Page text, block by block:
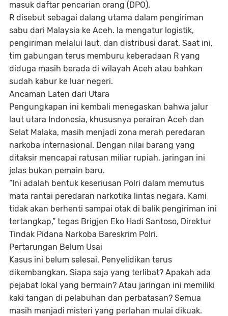
masuk daftar pencarian orang (DPO).
R disebut sebagai dalang utama dalam pengiriman
sabu dari Malaysia ke Aceh. Ia mengatur logistik,
pengiriman melalui laut, dan distribusi darat. Saat ini,
tim gabungan terus memburu keberadaan R yang
diduga masih berada di wilayah Aceh atau bahkan
sudah kabur ke luar negeri.
Ancaman Laten dari Utara
Pengungkapan ini kembali menegaskan bahwa jalur
laut utara Indonesia, khususnya perairan Aceh dan
Selat Malaka, masih menjadi zona merah peredaran
narkoba internasional. Dengan nilai barang yang
ditaksir mencapai ratusan miliar rupiah, jaringan ini
jelas bukan pemain baru.
“Ini adalah bentuk keseriusan Polri dalam memutus
mata rantai peredaran narkotika lintas negara. Kami
tidak akan berhenti sampai otak di balik pengiriman ini
tertangkap,” tegas Brigjen Eko Hadi Santoso, Direktur
Tindak Pidana Narkoba Bareskrim Polri.
Pertarungan Belum Usai
Kasus ini belum selesai. Penyelidikan terus
dikembangkan. Siapa saja yang terlibat? Apakah ada
pejabat lokal yang bermain? Atau jaringan ini memiliki
kaki tangan di pelabuhan dan perbatasan? Semua
masih menjadi misteri yang perlahan mulai dikuak.